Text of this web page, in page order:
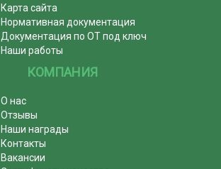
Карта сайта
Нормативная документация
Документация по ОТ под ключ
Наши работы
КОМПАНИЯ
О нас
Отзывы
Наши награды
Контакты
Вакансии